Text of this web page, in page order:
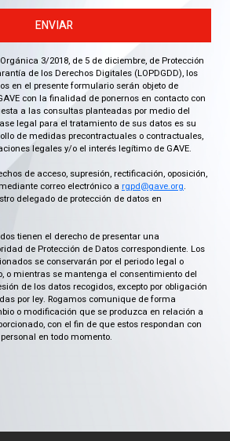
ENVIAR
3/2018, de 5 de diciembre, de Protección
de los Derechos Digitales (LOPDGDD), los
en el presente formulario serán objeto de
con la finalidad de ponernos en contacto con
a las consultas planteadas por medio del
legal para el tratamiento de sus datos es su
de medidas precontractuales o contractuales,
legales y/o el interés legítimo de GAVE.
de acceso, supresión, rectificación, oposición,
correo electrónico a rgpd@gave.org.
delegado de protección de datos en
tienen el derecho de presentar una
de Protección de Datos correspondiente. Los
se conservarán por el periodo legal o
o mientras se mantenga el consentimiento del
de los datos recogidos, excepto por obligación
por ley. Rogamos comunique de forma
o modificación que se produzca en relación a
con el fin de que estos respondan con
en todo momento.